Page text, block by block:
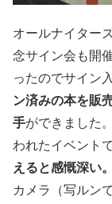
オールナイター
念サイン会も開
ったのでサイン
ン済みの本を販
手ができました
われたイベント
えると感慨深い。
カメラ（写ルン